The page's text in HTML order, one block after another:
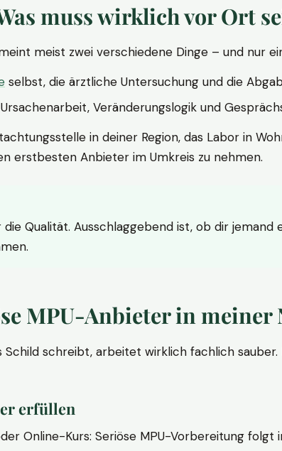
muss wirklich vor Ort
meist zwei verschiedene Dinge – und nur
selbst, die ärztliche Untersuchung und die
Veränderungslogik und
in deiner Region, das Labor in
erstbesten Anbieter im Umkreis zu nehmen.
Qualität. Ausschlaggebend ist, ob dir
MPU-Anbieter in meiner
Schild schreibt, arbeitet wirklich fachlich
erfüllen
Online-Kurs: Seriöse MPU-Vorbereitung